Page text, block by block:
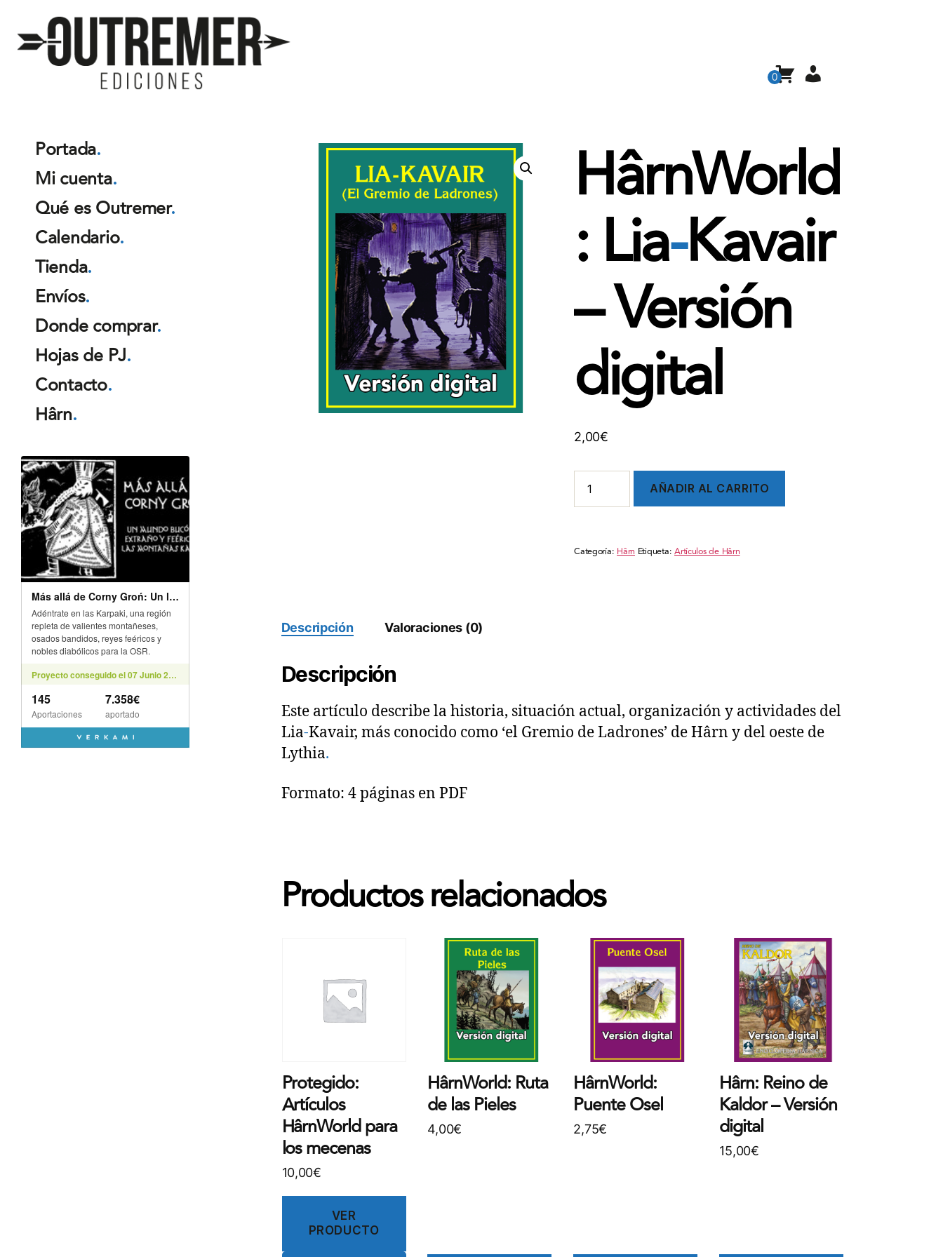
0
Portada.
Mi cuenta.
Qué es Outremer.
Calendario.
Tienda.
Envíos.
Donde comprar.
Hojas de PJ.
Contacto.
Hârn.
HârnWorld
: Lia-Kavair
– Versión
digital
2,00€
-
Kavair
Versión
AÑADIR AL CARRITO
Categoría:Hârn Etiqueta:Artículos de Hârn
Descripción Valoraciones (0)
Descripción
Este artículo describe la historia, situación actual, organización y actividades del
Lia-Kavair, más conocido como ‘el Gremio de Ladrones’ de Hârn y del oeste de
Lythia.
Formato: 4 páginas en PDF
Productos relacionados
Protegido:
Artículos
HârnWorld para
los mecenas
10,00€
VER
PRODUCTO
HârnWorld: Ruta
de las Pieles
4,00€
HârnWorld:
Puente Osel
2,75€
Hârn: Reino de
Kaldor – Versión
digital
15,00€